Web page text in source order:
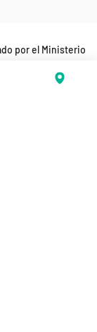
por el Ministerio